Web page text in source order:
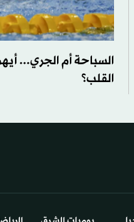
السباحة أم الجري...
القلب؟